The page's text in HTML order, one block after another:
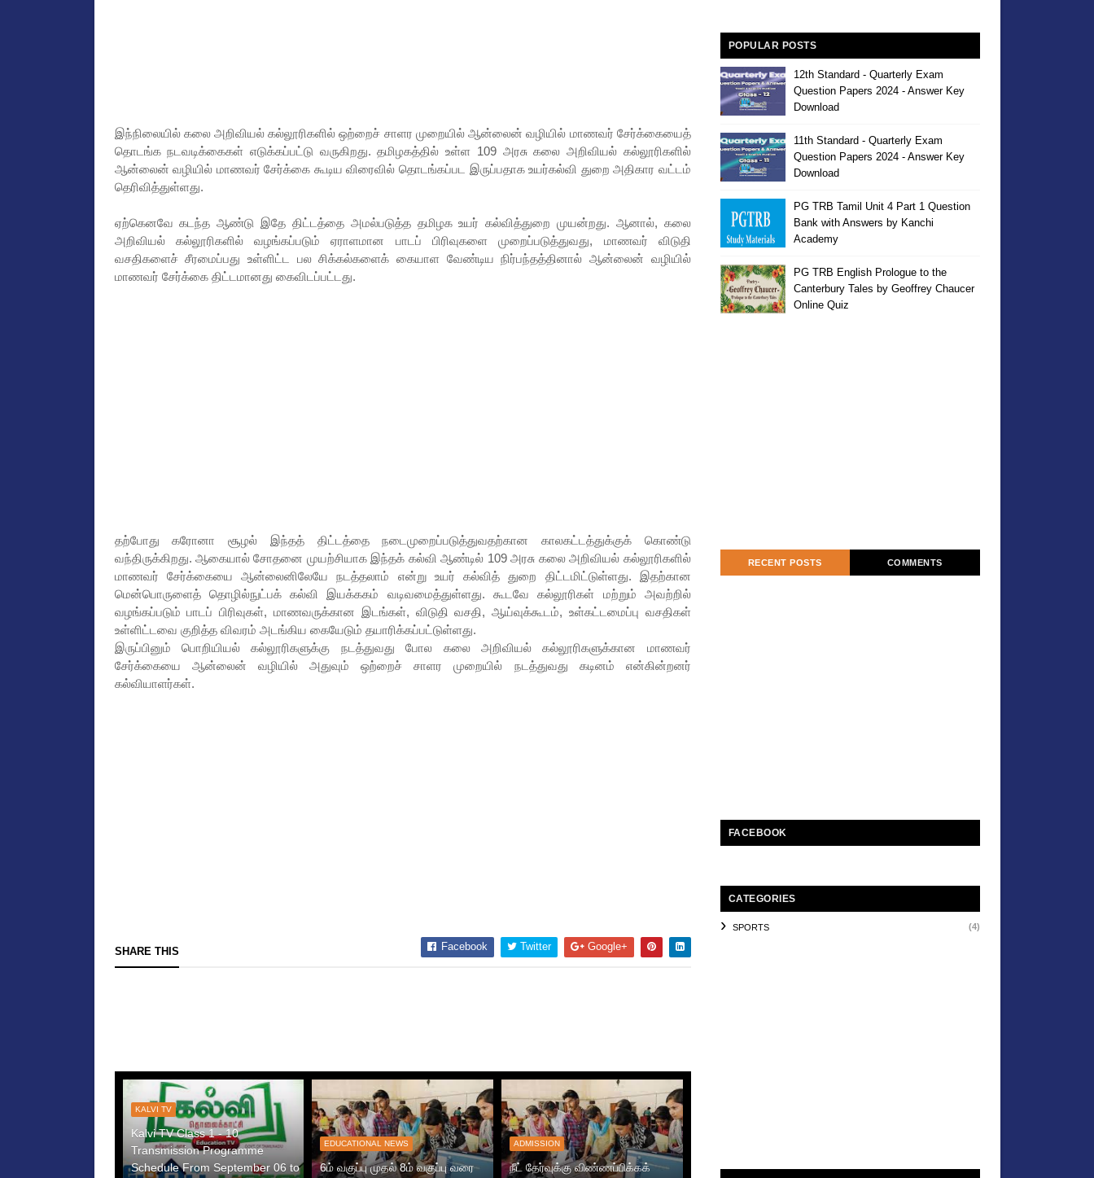
இந்நிலையில் கலை அறிவியல் கல்லூரிகளில் ஒற்றைச் சாளர முறையில் ஆன்லைன் வழியில் மாணவர் சேர்க்கையைத்
தொடங்க நடவடிக்கைகள் எடுக்கப்பட்டு வருகிறது. தமிழகத்தில் உள்ள 109 அரசு கலை அறிவியல் கல்லூரிகளில்
ஆன்லைன் வழியில் மாணவர் சேர்க்கை கூடிய விரைவில் தொடங்கப்பட இருப்பதாக உயர்கல்வி துறை அதிகார வட்டம்
தெரிவித்துள்ளது.
ஏற்கெனவே கடந்த ஆண்டு இதே திட்டத்தை அமல்படுத்த தமிழக உயர் கல்வித்துறை முயன்றது. ஆனால், கலை
அறிவியல் கல்லூரிகளில் வழங்கப்படும் ஏராளமான பாடப் பிரிவுகளை முறைப்படுத்துவது, மாணவர் விடுதி
வசதிகளைச் சீரமைப்பது உள்ளிட்ட பல சிக்கல்களைக் கையாள வேண்டிய நிர்பந்தத்தினால் ஆன்லைன் வழியில்
மாணவர் சேர்க்கை திட்டமானது கைவிடப்பட்டது.
தற்போது கரோனா சூழல் இந்தத் திட்டத்தை நடைமுறைப்படுத்துவதற்கான காலகட்டத்துக்குக் கொண்டு
வந்திருக்கிறது. ஆகையால் சோதனை முயற்சியாக இந்தக் கல்வி ஆண்டில் 109 அரசு கலை அறிவியல் கல்லூரிகளில்
மாணவர் சேர்க்கையை ஆன்லைனிலேயே நடத்தலாம் என்று உயர் கல்வித் துறை திட்டமிட்டுள்ளது. இதற்கான
மென்பொருளைத் தொழில்நுட்பக் கல்வி இயக்ககம் வடிவமைத்துள்ளது. கூடவே கல்லூரிகள் மற்றும் அவற்றில்
வழங்கப்படும் பாடப் பிரிவுகள், மாணவருக்கான இடங்கள், விடுதி வசதி, ஆய்வுக்கூடம், உள்கட்டமைப்பு வசதிகள்
உள்ளிட்டவை குறித்த விவரம் அடங்கிய கையேடும் தயாரிக்கப்பட்டுள்ளது.
இருப்பினும் பொறியியல் கல்லூரிகளுக்கு நடத்துவது போல கலை அறிவியல் கல்லூரிகளுக்கான மாணவர்
சேர்க்கையை ஆன்லைன் வழியில் அதுவும் ஒற்றைச் சாளர முறையில் நடத்துவது கடினம் என்கின்றனர்
கல்வியாளர்கள்.
SHARE THIS Facebook Twitter Google+
KALVI TV
Kalvi TV Class 1 - 10
Transmission Programme
Schedule From September 06 to
EDUCATIONAL NEWS
6ம் வகுப்பு முதல் 8ம் வகுப்பு வரை
ADMISSION
நீட் தேர்வுக்கு விண்ணப்பிக்கக்
POPULAR POSTS
12th Standard - Quarterly Exam
Question Papers 2024 - Answer Key
Download
11th Standard - Quarterly Exam
Question Papers 2024 - Answer Key
Download
PG TRB Tamil Unit 4 Part 1 Question
Bank with Answers by Kanchi
Academy
PG TRB English Prologue to the
Canterbury Tales by Geoffrey Chaucer
Online Quiz
RECENT POSTS COMMENTS
FACEBOOK
CATEGORIES
SPORTS (4)